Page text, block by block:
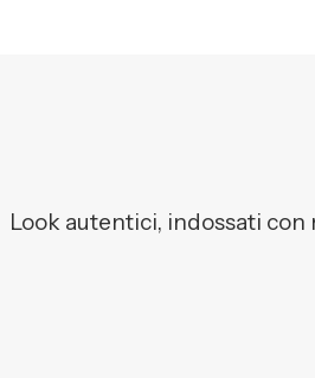
Look autentici, indossati con